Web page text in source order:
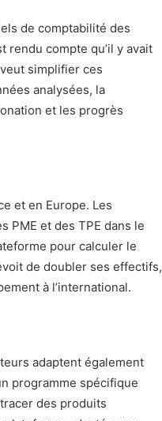
de comptabilité des
rendu compte qu’il y avait
simplifier ces
analysées, la
et les progrès
et en Europe. Les
PME et des TPE dans le
pour calculer le
de doubler ses effectifs,
à l’international.
adaptent également
programme spécifique
des produits